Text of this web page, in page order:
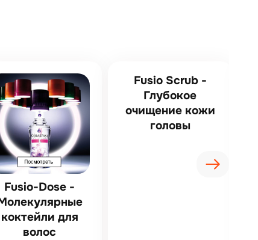
Fusio-Dose -
коктейли для
волос
Fusio Scrub -
Глубокое
очищение кожи
головы